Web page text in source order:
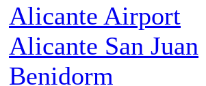
Alicante Airport
Alicante San Juan
Benidorm